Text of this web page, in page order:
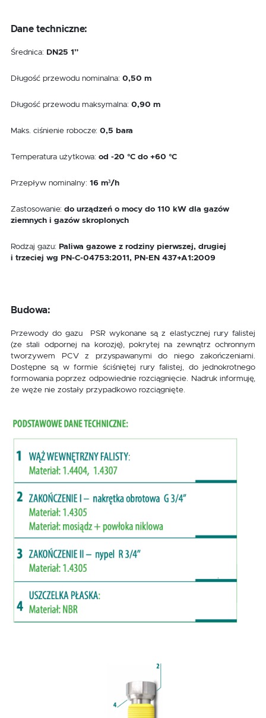
Dane techniczne:
Średnica: DN25 1”
Długość przewodu nominalna: 0,50 m
Długość przewodu maksymalna: 0,90 m
Maks. ciśnienie robocze: 0,5 bara
Temperatura użytkowa: od -20 °C do +60 °C
Przepływ nominalny: 16 m³/h
Zastosowanie: do urządzeń o mocy do 110 kW dla gazów
ziemnych i gazów skroplonych
Rodzaj gazu: Paliwa gazowe z rodziny pierwszej, drugiej
i trzeciej wg PN-C-04753:2011, PN-EN 437+A1:2009
Budowa:
Przewody do gazu PSR wykonane są z elastycznej rury falistej
(ze stali odpornej na korozję), pokrytej na zewnątrz ochronnym
tworzywem PCV z przyspawanymi do niego zakończeniami.
Dostępne są w formie ściśniętej rury falistej, do jednokrotnego
formowania poprzez odpowiednie rozciągnięcie. Nadruk informuję,
że węże nie zostały przypadkowo rozciągnięte.